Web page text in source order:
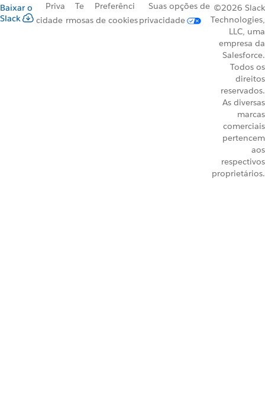
Baixar o
Slack
Priva
cidade
Te
rmos
Preferênci
as de cookies
Suas opções de
privacidade
©2026 Slack
Technologies,
LLC, uma
empresa da
Salesforce.
Todos os
direitos
reservados.
As diversas
marcas
comerciais
pertencem
aos
respectivos
proprietários.